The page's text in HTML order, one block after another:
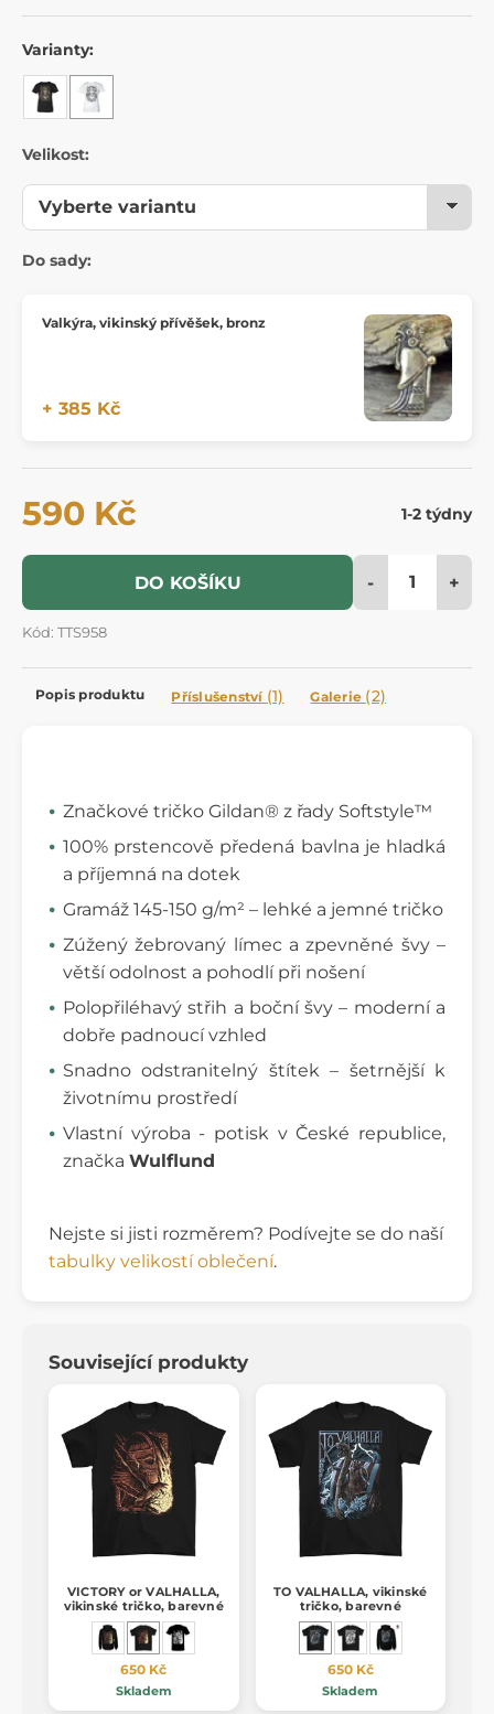
Varianty:
Velikost:
Do sady:
Valkýra, vikinský přívěšek, bronz
+ 385 Kč
590 Kč 1-2 týdny
DO KOŠÍKU - +
Kód: TTS958
Popis produktu Příslušenství (1) Galerie (2)
Značkové tričko Gildan® z řady Softstyle™
100% prstencově předená bavlna je hladká
a příjemná na dotek
Gramáž 145-150 g/m² – lehké a jemné tričko
Zúžený žebrovaný límec a zpevněné švy –
větší odolnost a pohodlí při nošení
Polopřiléhavý střih a boční švy – moderní a
dobře padnoucí vzhled
Snadno odstranitelný štítek – šetrnější k
životnímu prostředí
Vlastní výroba - potisk v České republice,
značka Wulflund
Nejste si jisti rozměrem? Podívejte se do naší
tabulky velikostí oblečení.
Související produkty
VICTORY or VALHALLA,
vikinské tričko, barevné
650 Kč
Skladem
TO VALHALLA, vikinské
tričko, barevné
650 Kč
Skladem